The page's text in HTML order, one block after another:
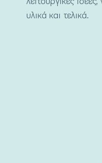
υλικά και τελικά.